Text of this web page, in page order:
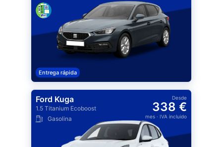
Entrega rápida
Ford Kuga
1.5 Titanium Ecoboost
Gasolina
Desde
338 €
mes· IVA incluido